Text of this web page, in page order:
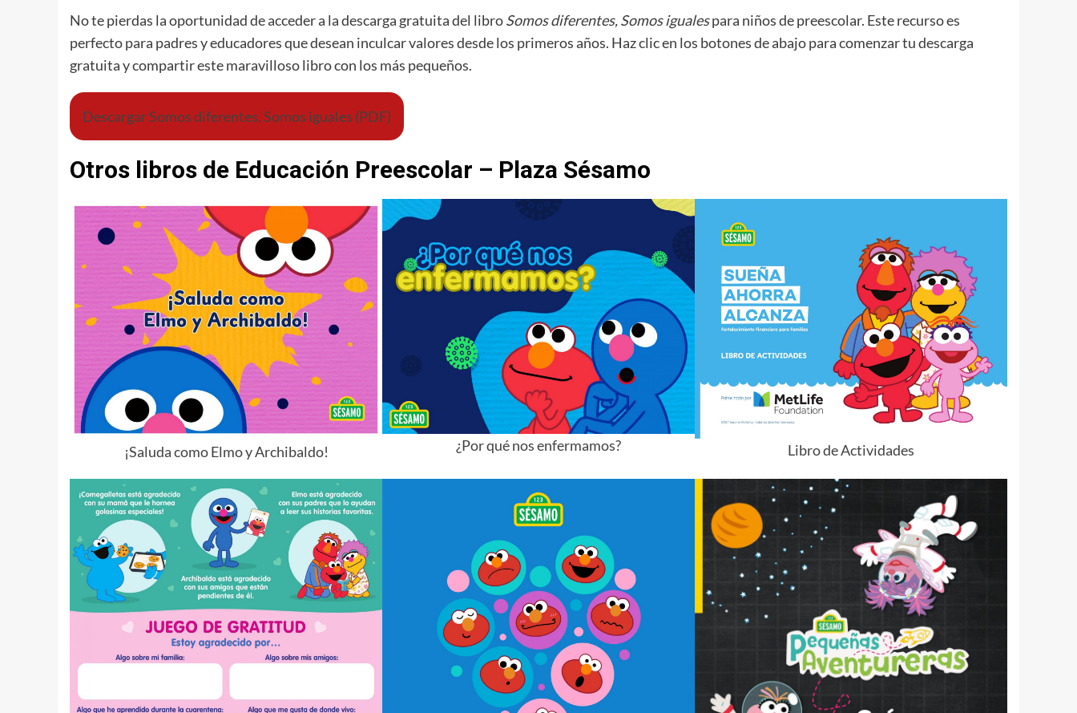
No te pierdas la oportunidad de acceder a la descarga gratuita del libroSomos diferentes, Somos igualespara niños de preescolar. Este recurso es
perfecto para padres y educadores que desean inculcar valores desde los primeros años. Haz clic en los botones de abajo para comenzar tu descarga
gratuita y compartir este maravilloso libro con los más pequeños.
Descargar Somos diferentes, Somos iguales (PDF)
Otros libros de Educación Preescolar – Plaza Sésamo
¡Saluda como Elmo y Archibaldo! ¿Por qué nos enfermamos? Libro de Actividades